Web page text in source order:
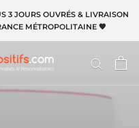
3 JOURS OUVRÉS & LIVRAISON
MÉTROPOLITAINE 🧡